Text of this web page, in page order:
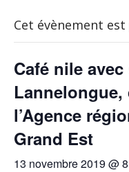
Cet évènement est
Café nile
l’Agence
Grand Est
13 novembre 2019 @